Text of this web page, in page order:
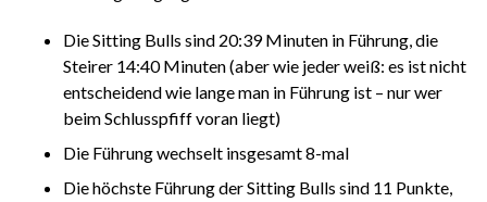
Die Sitting Bulls sind 20:39 Minuten in Führung, die
Steirer 14:40 Minuten (aber wie jeder weiß: es ist nicht
entscheidend wie lange man in Führung ist – nur wer
beim Schlusspfiff voran liegt)
Die Führung wechselt insgesamt 8-mal
Die höchste Führung der Sitting Bulls sind 11 Punkte,